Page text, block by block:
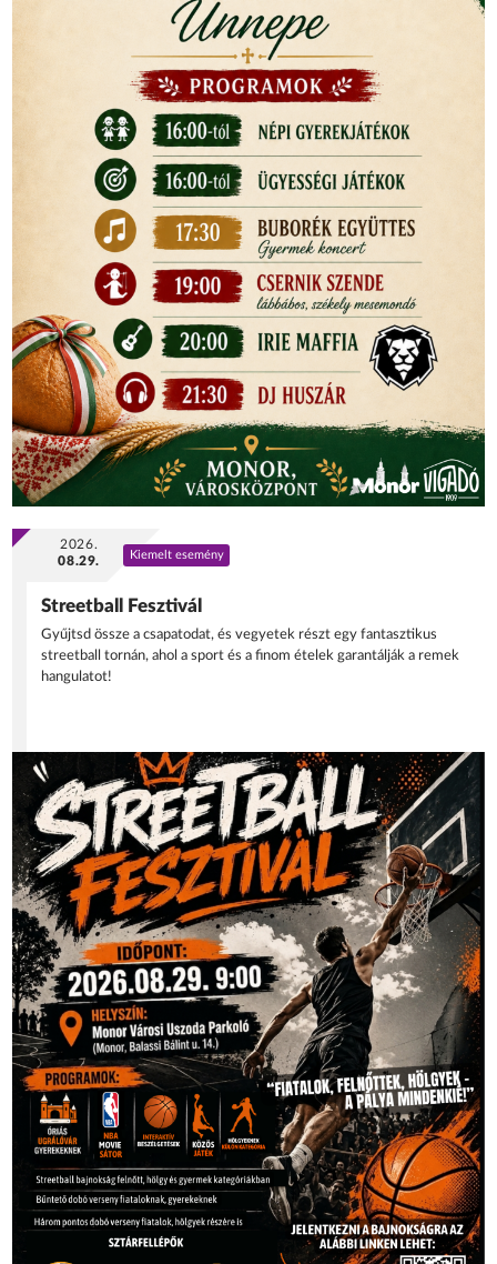
2026.
08.29.
Kiemelt esemény
Streetball Fesztivál
Gyűjtsd össze a csapatodat, és vegyetek részt egy fantasztikus
streetball tornán, ahol a sport és a finom ételek garantálják a remek
hangulatot!